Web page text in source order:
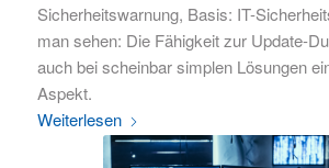
Sicherheitswarnung, Basis: IT-
man sehen: Die Fähigkeit zur Update-
auch bei scheinbar simplen Lösungen
Aspekt.
Weiterlesen